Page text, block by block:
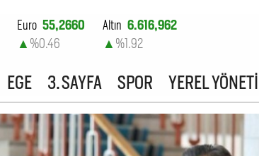
Euro 55,2660
▲ %0.46
Altın 6.616,962
▲ %1.92
EGE 3. SAYFA SPOR YEREL